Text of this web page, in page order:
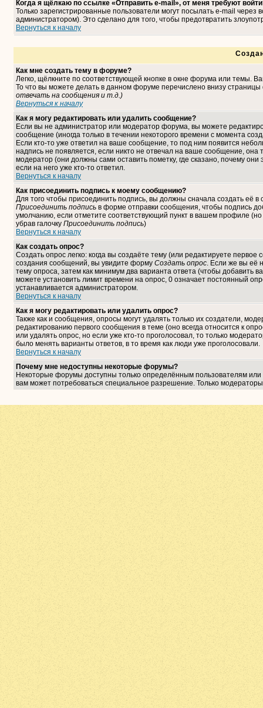
Когда я щёлкаю по ссылке «Отправить e-mail», от меня требуют
Только зарегистрированные пользователи могут посылать e-mail
администратором). Это сделано для того, чтобы предотвратить
Вернуться к началу
Как мне создать тему в форуме?
Легко, щёлкните по соответствующей кнопке в окне форума или темы.
То что вы можете делать в данном форуме перечислено внизу
отвечать на сообщения и т.д.)
Вернуться к началу
Как я могу редактировать или удалить сообщение?
Если вы не администратор или модератор форума, вы можете
сообщение (иногда только в течении некоторого времени с момента
Если кто-то уже ответил на ваше сообщение, то под ним появится
надпись не появляется, если никто не отвечал на ваше сообщение,
модератор (они должны сами оставить пометку, где сказано, почему
если на него уже кто-то ответил.
Вернуться к началу
Как присоединить подпись к моему сообщению?
Для того чтобы присоединить подпись, вы должны сначала создать её
Присоединить подпись в форме отправки сообщения, чтобы подпись
умолчанию, если отметите соответствующий пункт в вашем профиле
убрав галочку Присоединить подпись)
Вернуться к началу
Как создать опрос?
Создать опрос легко: когда вы создаёте тему (или редактируете
создания сообщений, вы увидите форму Создать опрос. Если же вы её
тему опроса, затем как минимум два варианта ответа (чтобы добавить
можете установить лимит времени на опрос, 0 означает постоянный
устанавливается администратором.
Вернуться к началу
Как я могу редактировать или удалить опрос?
Также как и сообщения, опросы могут удалять только их создатели,
редактированию первого сообщения в теме (оно всегда относится к
или удалять опрос, но если уже кто-то проголосовал, то только
было менять варианты ответов, в то время как люди уже проголосовали.
Вернуться к началу
Почему мне недоступны некоторые форумы?
Некоторые форумы доступны только определённым пользователям
вам может потребоваться специальное разрешение. Только